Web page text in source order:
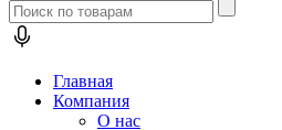
Главная
Компания
О нас